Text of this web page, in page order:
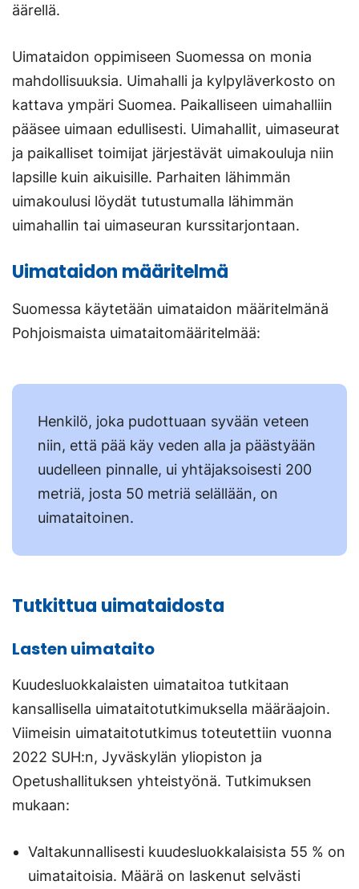
äärellä.
Uimataidon oppimiseen Suomessa on monia
mahdollisuuksia. Uimahalli ja kylpyläverkosto on
kattava ympäri Suomea. Paikalliseen uimahalliin
pääsee uimaan edullisesti. Uimahallit, uimaseurat
ja paikalliset toimijat järjestävät uimakouluja niin
lapsille kuin aikuisille. Parhaiten lähimmän
uimakoulusi löydät tutustumalla lähimmän
uimahallin tai uimaseuran kurssitarjontaan.
Uimataidon määritelmä
Suomessa käytetään uimataidon määritelmänä
Pohjoismaista uimataitomääritelmää:
Henkilö, joka pudottuaan syvään veteen
niin, että pää käy veden alla ja päästyään
uudelleen pinnalle, ui yhtäjaksoisesti 200
metriä, josta 50 metriä selällään, on
uimataitoinen.
Tutkittua uimataidosta
Lasten uimataito
Kuudesluokkalaisten uimataitoa tutkitaan
kansallisella uimataitotutkimuksella määräajoin.
Viimeisin uimataitotutkimus toteutettiin vuonna
2022 SUH:n, Jyväskylän yliopiston ja
Opetushallituksen yhteistyönä. Tutkimuksen
mukaan:
Valtakunnallisesti kuudesluokkalaisista 55 % on
uimataitoisia. Määrä on laskenut selvästi